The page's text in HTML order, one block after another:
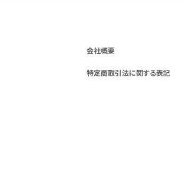
会社概要
特定商取引法に関する表記